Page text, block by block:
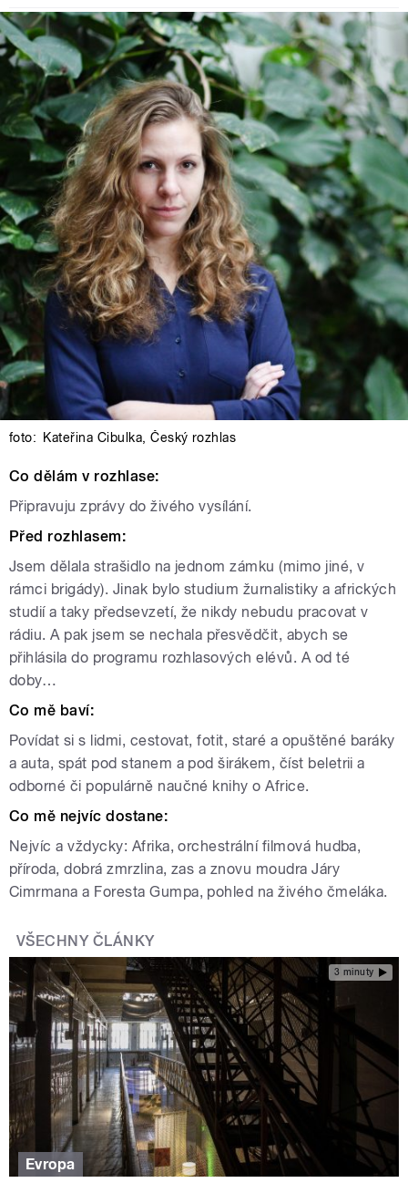
foto: Kateřina Cibulka,Český rozhlas
Co dělám v rozhlase:
Připravuju zprávy do živého vysílání.
Před rozhlasem:
Jsem dělala strašidlo na jednom zámku (mimo jiné, v
rámci brigády). Jinak bylo studium žurnalistiky a afrických
studií a taky předsevzetí, že nikdy nebudu pracovat v
rádiu. A pak jsem se nechala přesvědčit, abych se
přihlásila do programu rozhlasových elévů. A od té
doby…
Co mě baví:
Povídat si s lidmi, cestovat, fotit, staré a opuštěné baráky
a auta, spát pod stanem a pod širákem, číst beletrii a
odborné či populárně naučné knihy o Africe.
Co mě nejvíc dostane:
Nejvíc a vždycky: Afrika, orchestrální filmová hudba,
příroda, dobrá zmrzlina, zas a znovu moudra Járy
Cimrmana a Foresta Gumpa, pohled na živého čmeláka.
VŠECHNY ČLÁNKY
3 minuty
Evropa